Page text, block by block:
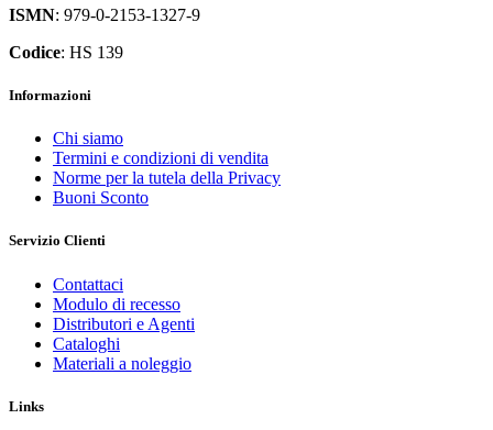
ISMN: 979-0-2153-1327-9
Codice: HS 139
Informazioni
Chi siamo
Termini e condizioni di vendita
Norme per la tutela della Privacy
Buoni Sconto
Servizio Clienti
Contattaci
Modulo di recesso
Distributori e Agenti
Cataloghi
Materiali a noleggio
Links